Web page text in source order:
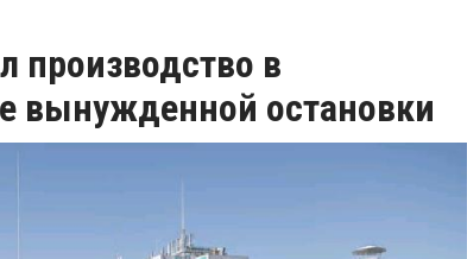
производство в
вынужденной остановки